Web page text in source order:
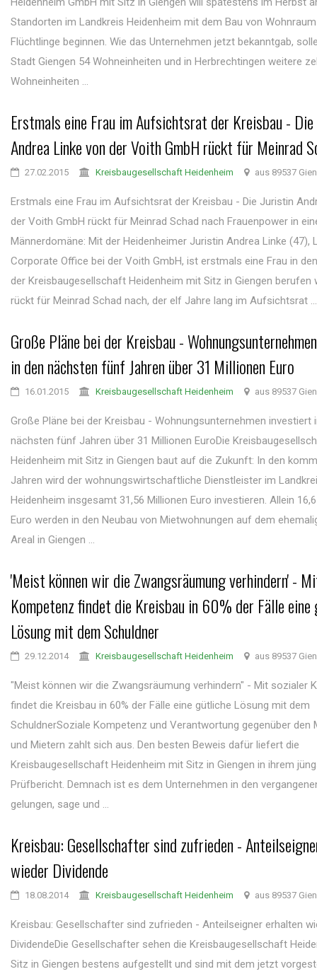
Standorten im Landkreis Heidenheim mit dem Bau von
Flüchtlinge beginnen. Wie das Unternehmen jetzt bekanntgab,
Stadt Giengen 54 Wohneinheiten und in Herbrechtingen weitere
Wohneinheiten ...
Erstmals eine Frau im Aufsichtsrat der Kreisbau -
Andrea Linke von der Voith GmbH rückt für Meinrad
27.02.2015 Kreisbaugesellschaft Heidenheim aus 89537
Erstmals eine Frau im Aufsichtsrat der Kreisbau - Die Juristin
der Voith GmbH rückt für Meinrad Schad nach Frauenpower in
Männerdomäne: Mit der Heidenheimer Juristin Andrea Linke (47),
Corporate Office bei der Voith GmbH, ist erstmals eine Frau in
der Kreisbaugesellschaft Heidenheim mit Sitz in Giengen berufen
rückt für Meinrad Schad nach, der elf Jahre lang im Aufsichtsrat ...
Große Pläne bei der Kreisbau -
in den nächsten fünf Jahren über 31 Millionen Euro
16.01.2015 Kreisbaugesellschaft Heidenheim aus 89537
Große Pläne bei der Kreisbau - Wohnungsunternehmen investiert
nächsten fünf Jahren über 31 Millionen EuroDie
Heidenheim mit Sitz in Giengen baut auf die Zukunft: In den
Jahren wird der wohnungswirtschaftliche Dienstleister im
Heidenheim insgesamt 31,56 Millionen Euro investieren. Allein
Euro werden in den Neubau von Mietwohnungen auf dem
Areal in Giengen ...
'Meist können wir die Zwangsräumung verhindern' -
Kompetenz findet die Kreisbau in 60% der Fälle
Lösung mit dem Schuldner
29.12.2014 Kreisbaugesellschaft Heidenheim aus 89537
"Meist können wir die Zwangsräumung verhindern" - Mit sozialer
findet die Kreisbau in 60% der Fälle eine gütliche Lösung mit dem
SchuldnerSoziale Kompetenz und Verantwortung gegenüber den
und Mietern zahlt sich aus. Den besten Beweis dafür liefert die
Kreisbaugesellschaft Heidenheim mit Sitz in Giengen in ihrem
Prüfbericht. Demnach ist es dem Unternehmen in den
gelungen, sage und ...
Kreisbau: Gesellschafter sind zufrieden -
wieder Dividende
18.08.2014 Kreisbaugesellschaft Heidenheim aus 89537
Kreisbau: Gesellschafter sind zufrieden - Anteilseigner erhalten
DividendeDie Gesellschafter sehen die Kreisbaugesellschaft
Sitz in Giengen bestens aufgestellt und sind mit dem jetzt